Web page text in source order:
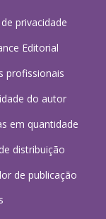
privacidade
Editorial
profissionais
do autor
em quantidade
distribuição
de publicação